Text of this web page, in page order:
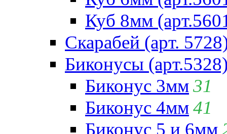
Куб 8мм
Скарабей (арт.
Биконусы
Биконус 3мм31
Биконус 4мм41
Биконус 5 и 6мм